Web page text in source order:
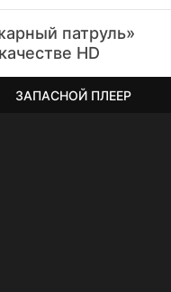
патруль»
HD
ЗАПАСНОЙ ПЛЕЕР